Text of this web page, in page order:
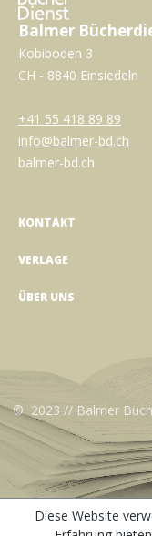
Balmer
Kobiboden 3
CH - 8840 Einsiedeln
+41 55 418 89 89
info@balmer-bd.ch
balmer-bd.ch
KONTAKT
VERLAGE
ÜBER UNS
© 2023 // Balmer
Diese Website